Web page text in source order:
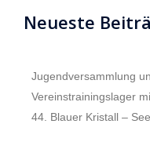
Neueste
Jugendversammlung
Vereinstrainingslager
44. Blauer Kristall –